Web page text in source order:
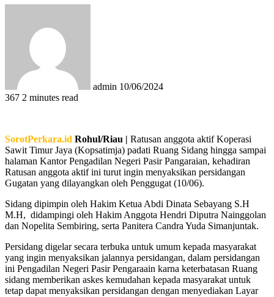
admin 10/06/2024
367 2 minutes read
SorotPerkara.id Rohul/Riau | Ratusan anggota aktif Koperasi
Sawit Timur Jaya (Kopsatimja) padati Ruang Sidang hingga sampai
halaman Kantor Pengadilan Negeri Pasir Pangaraian, kehadiran
Ratusan anggota aktif ini turut ingin menyaksikan persidangan
Gugatan yang dilayangkan oleh Penggugat (10/06).
Sidang dipimpin oleh Hakim Ketua Abdi Dinata Sebayang S.H
M.H, didampingi oleh Hakim Anggota Hendri Diputra Nainggolan
dan Nopelita Sembiring, serta Panitera Candra Yuda Simanjuntak.
Persidang digelar secara terbuka untuk umum kepada masyarakat
yang ingin menyaksikan jalannya persidangan, dalam persidangan
ini Pengadilan Negeri Pasir Pengaraain karna keterbatasan Ruang
sidang memberikan askes kemudahan kepada masyarakat untuk
tetap dapat menyaksikan persidangan dengan menyediakan Layar